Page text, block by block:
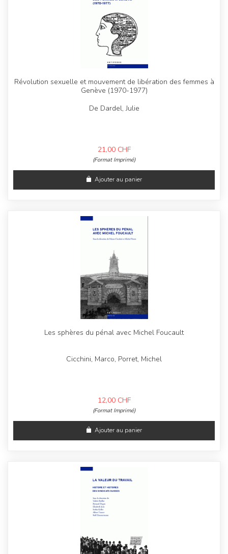
Révolution sexuelle et mouvement de libération des femmes à
Genève (1970-1977)
De Dardel, Julie
21,00 CHF
(Format Imprimé)
Ajouter au panier
Les sphères du pénal avec Michel Foucault
Cicchini, Marco, Porret, Michel
12,00 CHF
(Format Imprimé)
Ajouter au panier